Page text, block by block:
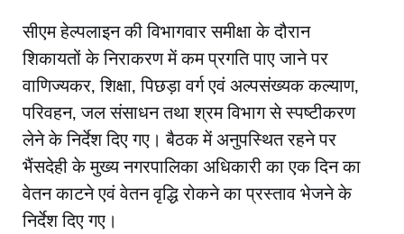
सीएम हेल्पलाइन की विभागवार समीक्षा के दौरान
शिकायतों के निराकरण में कम प्रगति पाए जाने पर
वाणिज्यकर, शिक्षा, पिछड़ा वर्ग एवं अल्पसंख्यक कल्याण,
परिवहन, जल संसाधन तथा श्रम विभाग से स्पष्टीकरण
लेने के निर्देश दिए गए। बैठक में अनुपस्थित रहने पर
भैंसदेही के मुख्य नगरपालिका अधिकारी का एक दिन का
वेतन काटने एवं वेतन वृद्धि रोकने का प्रस्ताव भेजने के
निर्देश दिए गए।